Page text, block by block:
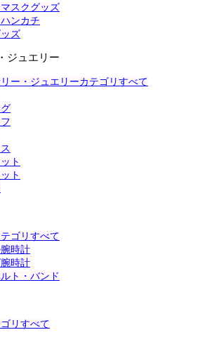
スクグッズ
ンカチ
ズ
ジュエリー
ー・ジュエリーカテゴリすべて
ト
ト
ゴリすべて
時計
時計
ト・バンド
リすべて